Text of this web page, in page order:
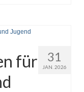
31
JAN. 2026
für